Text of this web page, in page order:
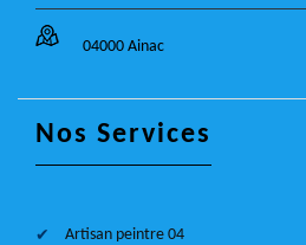
04000 Ainac
Nos Services
Artisan peintre 04